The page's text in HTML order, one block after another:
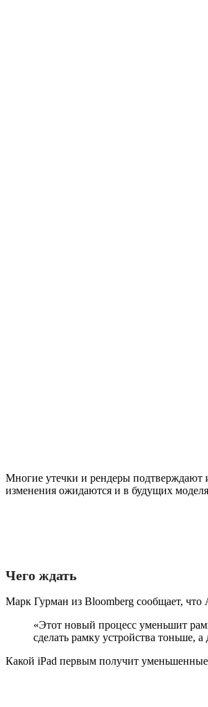
Многие утечки и рендеры подтверждают
изменения ожидаются и в будущих
Чего ждать
Марк Гурман из Bloomberg сообщает, что
«Этот новый процесс уменьшит
сделать рамку устройства
Какой iPad первым получит